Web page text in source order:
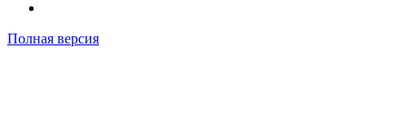
Полная версия